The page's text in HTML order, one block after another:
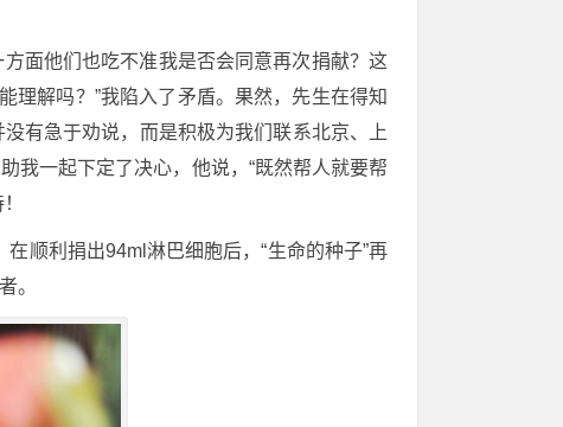
面他们也吃不准我是否会同意再次捐献？这
理解吗？”我陷入了矛盾。果然，先生在得知
有急于劝说，而是积极为我们联系北京、上
我一起下定了决心，他说，“既然帮人就要帮
顺利捐出94ml淋巴细胞后，“生命的种子”再
。